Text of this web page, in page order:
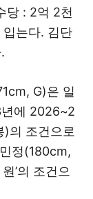
당 : 2억 2천
는다. 김단
G)은 일
에 2026~2
의 조건으로
정(180cm,
’의 조건으